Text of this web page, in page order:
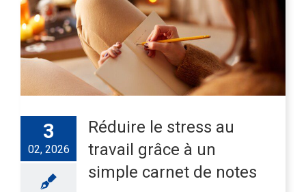
3
02, 2026
Réduire le stress au
travail grâce à un
simple carnet de notes